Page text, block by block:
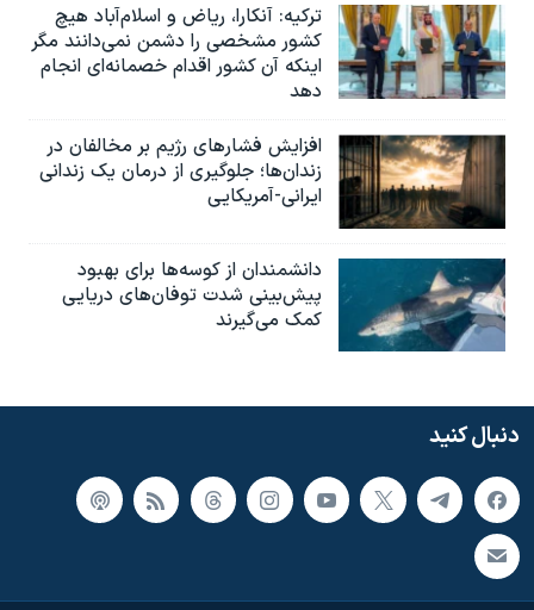
ترکیه: آنکارا، ریاض و اسلام‌آباد هیچ
کشور مشخصی را دشمن نمی‌دانند مگر
اینکه آن کشور اقدام خصمانه‌ای انجام
دهد
افزایش فشارهای رژیم بر مخالفان در
زندان‌ها؛ جلوگیری از درمان یک زندانی
ایرانی-آمریکایی
دانشمندان از کوسه‌ها برای بهبود
پیش‌بینی شدت توفان‌های دریایی
کمک می‌گیرند
دنبال کنید